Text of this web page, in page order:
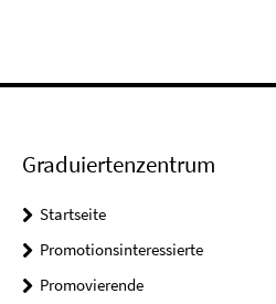
Graduiertenzentrum
Startseite
Promotionsinteressierte
Promovierende